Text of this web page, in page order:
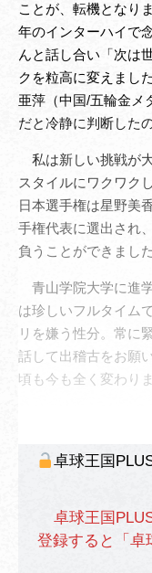
ことが、転機となり
年のインターハイで
んと話し合い「次は
クを粒高に変えまし
亜萍（中国/五輪金メ
だと冷静に判断した
私は新しい挑戦が
スタイルにワクワク
日本選手権は星野美
手権代表に選出され
負うことができました
青山学院大学に進
は珍しいフルタイム
リを嫌う性分。常に
話して出稽古をお願
頃も今も全く変わり
卓球王国
卓球王国
登録すると「卓